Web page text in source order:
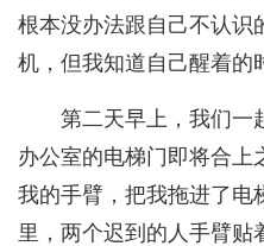
根本没办法跟自己不认识
机，但我知道自己醒着的
第二天早上，我们一
办公室的电梯门即将合上
我的手臂，把我拖进了电
里，两个迟到的人手臂贴